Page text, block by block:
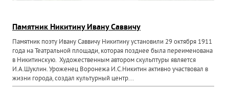
Памятник Никитину Ивану Саввичу
Памятник поэту Ивану Саввичу Никитину установили 29 октября 1911
года на Театральной площади, которая позднее была переименована
в Никитинскую. Художественным автором скульптуры является
И.А.Шуклин. Уроженец Воронежа И.С.Никитин активно участвовал в
жизни города, создал культурный центр...